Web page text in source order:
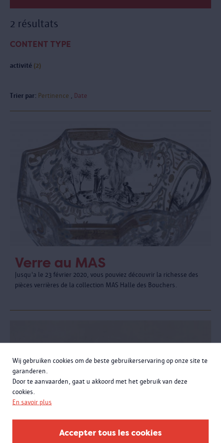
Wij gebruiken cookies om de beste gebruikerservaring op onze site te
garanderen.
Door te aanvaarden, gaat u akkoord met het gebruik van deze
cookies.
En savoir plus
Accepter tous les cookies
2 résultats
CONTENT TYPE
activité (2)
Trier par: Pertinence Date
Verre au MAS
Jusqu'a le 23 février 2020, vous pouviez découvrir la richesse des
pièces verrières de la collection MAS Halle des Bouchers.